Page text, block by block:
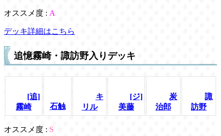
オススメ度 : A
デッキ詳細はこちら
追憶霧崎・諏訪野入りデッキ
[追]
霧崎
石触
キ
リル
[ジ]
美藤
炭
治郎
諏
訪野
オススメ度 : S